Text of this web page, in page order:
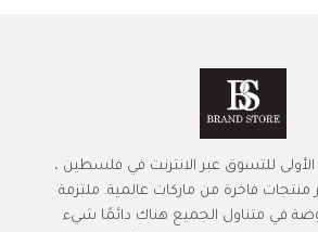
للتسوق عبر الانترنت في فلسطين ،
منتجات فاخرة من ماركات عالمية. ملتزمة
في متناول الجميع هناك دائمًا شيء